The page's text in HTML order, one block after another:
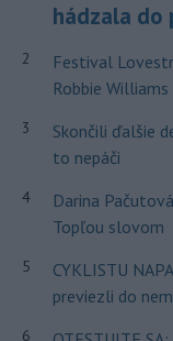
hádzala do
2
Festival
Robbie Williams
3
Skončili ďalšie
to nepáči
4
Darina
Topľou slovom
5
CYKLISTU
previezli do
6